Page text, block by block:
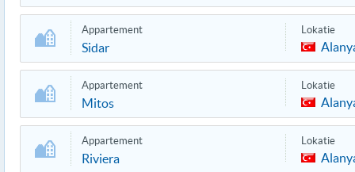
Appartement
Sidar
Lokatie
Appartement
Mitos
Lokatie
Appartement
Riviera
Lokatie